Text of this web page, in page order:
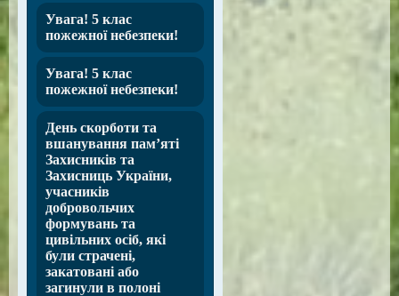
Увага! 5 клас
пожежної небезпеки!
Увага! 5 клас
пожежної небезпеки!
День скорботи та
вшанування пам’яті
Захисників та
Захисниць України,
учасників
добровольчих
формувань та
цивільних осіб, які
були страчені,
закатовані або
загинули в полоні